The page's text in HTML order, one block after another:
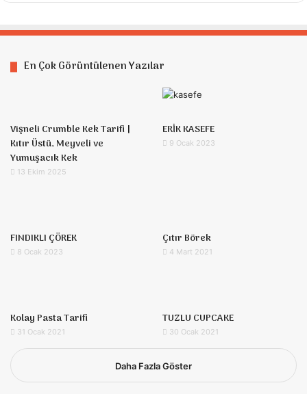
En Çok Görüntülenen Yazılar
Vişneli Crumble Kek Tarifi |
Kıtır Üstü, Meyveli ve
Yumuşacık Kek
13 Ekim 2025
ERİK KASEFE
9 Ocak 2023
FINDIKLI ÇÖREK
8 Ocak 2023
Çıtır Börek
4 Mart 2021
Kolay Pasta Tarifi
31 Ocak 2021
TUZLU CUPCAKE
30 Ocak 2021
Daha Fazla Göster